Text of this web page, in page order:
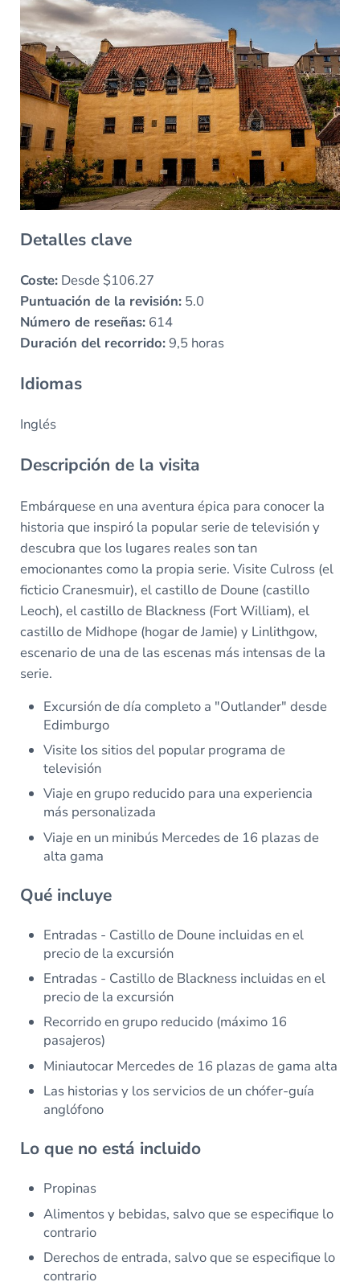
Detalles clave
Coste:Desde $106.27
Puntuación de la revisión:5.0
Número de reseñas:614
Duración del recorrido:9,5 horas
Idiomas
Inglés
Descripción de la visita
Embárquese en una aventura épica para conocer la
historia que inspiró la popular serie de televisión y
descubra que los lugares reales son tan
emocionantes como la propia serie. Visite Culross (el
ficticio Cranesmuir), el castillo de Doune (castillo
Leoch), el castillo de Blackness (Fort William), el
castillo de Midhope (hogar de Jamie) y Linlithgow,
escenario de una de las escenas más intensas de la
serie.
Excursión de día completo a "Outlander" desde
Edimburgo
Visite los sitios del popular programa de
televisión
Viaje en grupo reducido para una experiencia
más personalizada
Viaje en un minibús Mercedes de 16 plazas de
alta gama
Qué incluye
Entradas - Castillo de Doune incluidas en el
precio de la excursión
Entradas - Castillo de Blackness incluidas en el
precio de la excursión
Recorrido en grupo reducido (máximo 16
pasajeros)
Miniautocar Mercedes de 16 plazas de gama alta
Las historias y los servicios de un chófer-guía
anglófono
Lo que no está incluido
Propinas
Alimentos y bebidas, salvo que se especifique lo
contrario
Derechos de entrada, salvo que se especifique lo
contrario